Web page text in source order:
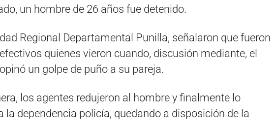
un hombre de 26 años fue detenido.
Regional Departamental Punilla, señalaron que fueron
quienes vieron cuando, discusión mediante, el
un golpe de puño a su pareja.
los agentes redujeron al hombre y finalmente lo
la dependencia policía, quedando a disposición de la